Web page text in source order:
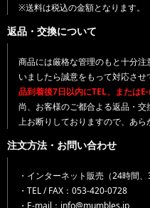
※送料は税込の金額となります。
返品・交換について
商品には厳格な管理のもと十分
いましたら誠意をもって対応させ
品到着後7日以内にTEL、または
尚、お客様のご都合よる返品・
上お断りしておりますので、あら
注文方法・お問い合わせ
・インターネット販売（24時間、
・TEL / FAX：053-420-0728
・E-mail：info@mumbles.jp